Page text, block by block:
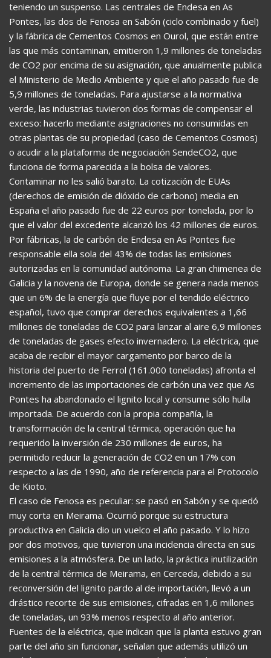
teniendo un suspenso. Las centrales de Endesa en As
Pontes, las dos de Fenosa en Sabón (ciclo combinado y fuel)
y la fábrica de Cementos Cosmos en Ourol, que están entre
las que más contaminan, emitieron 1,9 millones de toneladas
de CO2 por encima de su asignación, que anualmente publica
el Ministerio de Medio Ambiente y que el año pasado fue de
5,9 millones de toneladas. Para ajustarse a la normativa
verde, las industrias tuvieron dos formas de compensar el
exceso: hacerlo mediante asignaciones no consumidas en
otras plantas de su propiedad (caso de Cementos Cosmos)
o acudir a la plataforma de negociación SendeCO2, que
funciona de forma parecida a la bolsa de valores.
Contaminar no les salió barato. La cotización de EUAs
(derechos de emisión de dióxido de carbono) media en
España el año pasado fue de 22 euros por tonelada, por lo
que el valor del excedente alcanzó los 42 millones de euros.
Por fábricas, la de carbón de Endesa en As Pontes fue
responsable ella sola del 43% de todas las emisiones
autorizadas en la comunidad autónoma. La gran chimenea de
Galicia y la novena de Europa, donde se genera nada menos
que un 6% de la energía que fluye por el tendido eléctrico
español, tuvo que comprar derechos equivalentes a 1,66
millones de toneladas de CO2 para lanzar al aire 6,9 millones
de toneladas de gases efecto invernadero. La eléctrica, que
acaba de recibir el mayor cargamento por barco de la
historia del puerto de Ferrol (161.000 toneladas) afronta el
incremento de las importaciones de carbón una vez que As
Pontes ha abandonado el lignito local y consume sólo hulla
importada. De acuerdo con la propia compañía, la
transformación de la central térmica, operación que ha
requerido la inversión de 230 millones de euros, ha
permitido reducir la generación de CO2 en un 17% con
respecto a las de 1990, año de referencia para el Protocolo
de Kioto.
El caso de Fenosa es peculiar: se pasó en Sabón y se quedó
muy corta en Meirama. Ocurrió porque su estructura
productiva en Galicia dio un vuelco el año pasado. Y lo hizo
por dos motivos, que tuvieron una incidencia directa en sus
emisiones a la atmósfera. De un lado, la práctica inutilización
de la central térmica de Meirama, en Cerceda, debido a su
reconversión del lignito pardo al de importación, llevó a un
drástico recorte de sus emisiones, cifradas en 1,6 millones
de toneladas, un 93% menos respecto al año anterior.
Fuentes de la eléctrica, que indican que la planta estuvo gran
parte del año sin funcionar, señalan que además utilizó un